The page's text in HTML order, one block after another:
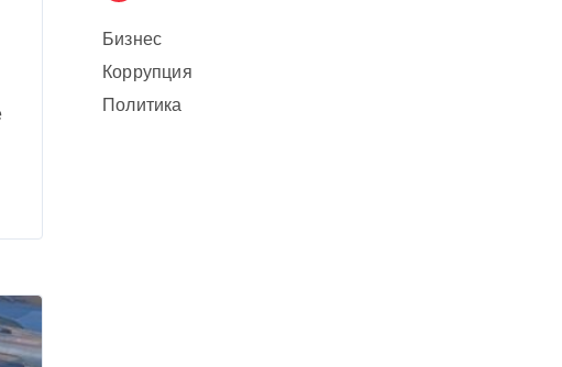
Бизнес
Коррупция
Политика